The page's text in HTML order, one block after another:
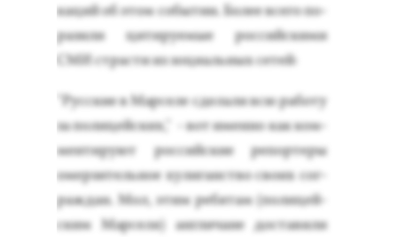
каций об этом со­бытии. Бо­лее все­го по­
рази­ли ци­тиру­емые рос­сий­ски­ми
СМИ страс­ти из зо­ци­аль­ных се­тей:
"Рус­ские в Мар­се­ле сде­лали всю ра­боту
за по­лицей­ских," - вот имен­но как ком­
менти­ру­ют рос­сий­ские ре­пор­те­ры
омер­зи­тель­ное ху­лиганс­тво сво­их сог­
раждан. Мол, этим ре­бятам (по­лицей­
ским Мар­се­ля) ан­гли­чане дос­та­вили